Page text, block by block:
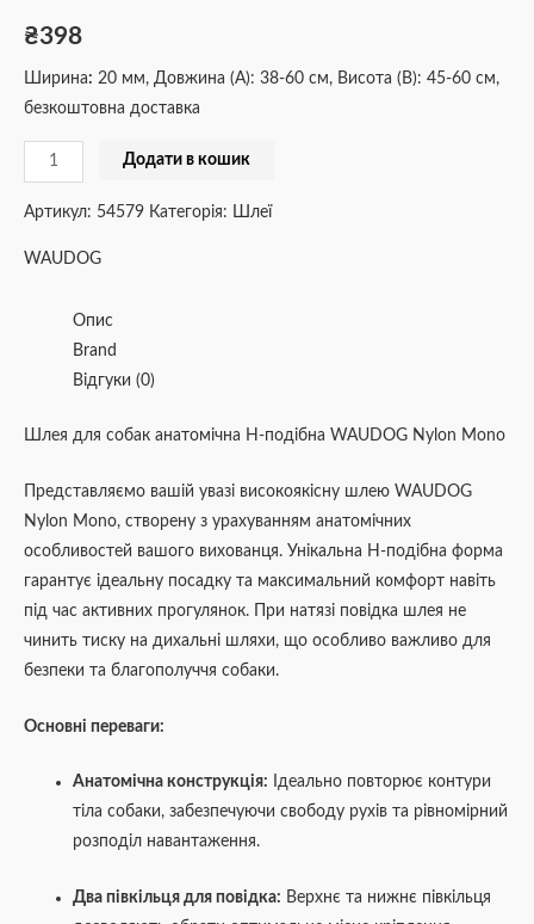
₴398
Ширина: 20 мм, Довжина (А): 38-60 см, Висота (В): 45-60 см,
безкоштовна доставка
Додати в кошик
Артикул: 54579 Категорія: Шлеї
WAUDOG
Опис
Brand
Відгуки (0)
Шлея для собак анатомічна H-подібна WAUDOG Nylon Mono
Представляємо вашій увазі високоякісну шлею WAUDOG
Nylon Mono, створену з урахуванням анатомічних
особливостей вашого вихованця. Унікальна H-подібна форма
гарантує ідеальну посадку та максимальний комфорт навіть
під час активних прогулянок. При натязі повідка шлея не
чинить тиску на дихальні шляхи, що особливо важливо для
безпеки та благополуччя собаки.
Основні переваги:
Анатомічна конструкція: Ідеально повторює контури
тіла собаки, забезпечуючи свободу рухів та рівномірний
розподіл навантаження.
Два півкільця для повідка: Верхнє та нижнє півкільця